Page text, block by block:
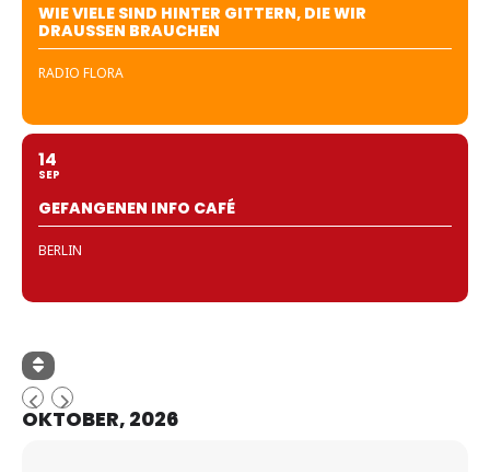
WIE VIELE SIND HINTER GITTERN, DIE WIR
DRAUSSEN BRAUCHEN
RADIO FLORA
14
SEP
GEFANGENEN INFO CAFÉ
BERLIN
OKTOBER, 2026